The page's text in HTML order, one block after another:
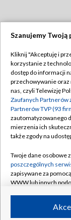
Abonament
Emisja w TVP
Centrum
Naziemna
Rada
System NOS
Informacje o
Program dla
Szanujemy Twoją
Kliknij "Akceptuję i
korzystanie z
dostęp do informacji
przechowywanie oraz
nas, czyli Telewizję
Zaufanych Partnerów
Partnerów TVP (93
zautomatyzowanego
mierzenia ich
także zgody na
Twoje dane osobowe
poszczególnych
zapisywane za
WWW lub innych
ruchu w Internecie.